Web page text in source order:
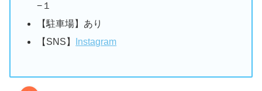
−１
【駐車場】あり
【SNS】
Instagram